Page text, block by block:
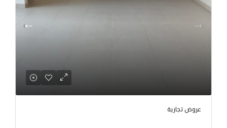
عروض تجارية